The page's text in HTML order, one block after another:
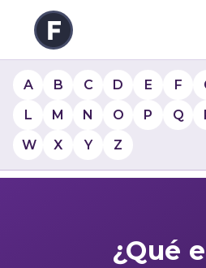
A B C D E F
L
M N O P Q
W
X Y Z
¿Qué